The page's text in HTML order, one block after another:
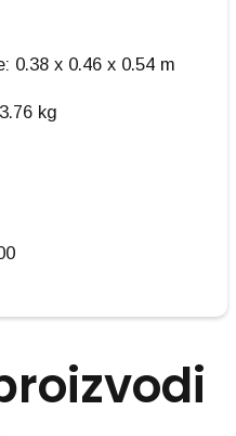
0.38 x 0.46 x 0.54 m
kg